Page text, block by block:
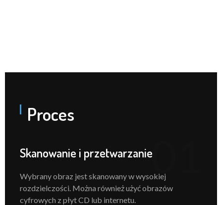
Proces
Skanowanie i przetwarzanie01
Wybrany obraz jest skanowany w wysokiej
rozdzielczości. Można również użyć obrazów
cyfrowych z płyt CD lub internetu.